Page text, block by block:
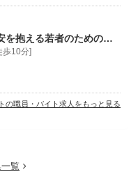
、そんなプログラム
銭感覚、将来の選択
生きていくために必
い。
切さと社会とのつなが
社会から孤立し将来に不安を抱える若者のための居場所スタッフ募集！
歩10分]
の職員・バイト求人をもっと見る
覧